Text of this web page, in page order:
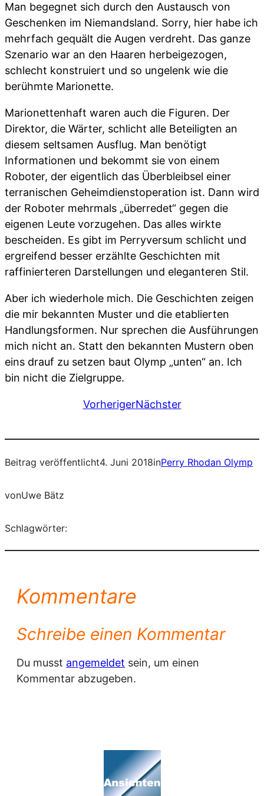
Man begegnet sich durch den Austausch von
Geschenken im Niemandsland. Sorry, hier habe ich
mehrfach gequält die Augen verdreht. Das ganze
Szenario war an den Haaren herbeigezogen,
schlecht konstruiert und so ungelenk wie die
berühmte Marionette.
Marionettenhaft waren auch die Figuren. Der
Direktor, die Wärter, schlicht alle Beteiligten an
diesem seltsamen Ausflug. Man benötigt
Informationen und bekommt sie von einem
Roboter, der eigentlich das Überbleibsel einer
terranischen Geheimdienstoperation ist. Dann wird
der Roboter mehrmals „überredet“ gegen die
eigenen Leute vorzugehen. Das alles wirkte
bescheiden. Es gibt im Perryversum schlicht und
ergreifend besser erzählte Geschichten mit
raffinierteren Darstellungen und eleganteren Stil.
Aber ich wiederhole mich. Die Geschichten zeigen
die mir bekannten Muster und die etablierten
Handlungsformen. Nur sprechen die Ausführungen
mich nicht an. Statt den bekannten Mustern oben
eins drauf zu setzen baut Olymp „unten“ an. Ich
bin nicht die Zielgruppe.
VorherigerNächster
Beitrag veröffentlicht4. Juni 2018inPerry Rhodan Olymp
vonUwe Bätz
Schlagwörter:
Kommentare
Schreibe einen Kommentar
Du musst angemeldet sein, um einen
Kommentar abzugeben.